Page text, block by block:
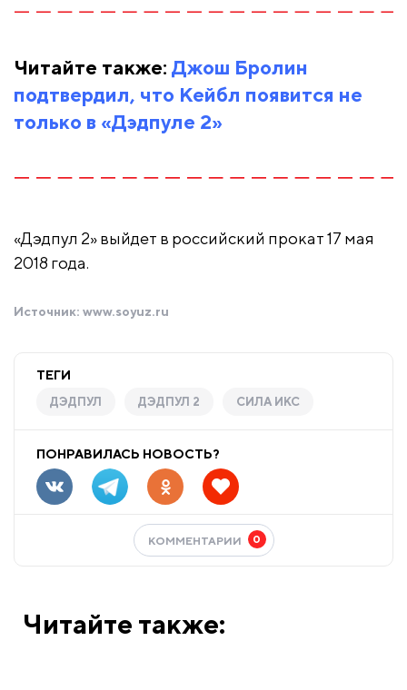
Читайте также: Джош Бролин
подтвердил, что Кейбл появится не
только в «Дэдпуле 2»
«Дэдпул 2» выйдет в российский прокат 17 мая
2018 года.
Источник: www.soyuz.ru
ТЕГИ
ДЭДПУЛ ДЭДПУЛ 2 СИЛА ИКС
ПОНРАВИЛАСЬ НОВОСТЬ?
КОММЕНТАРИИ 0
Читайте также: